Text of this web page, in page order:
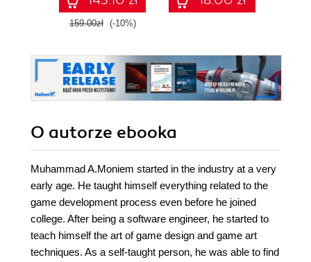
159.00zł (-10%)
O autorze ebooka
Muhammad A.Moniem started in the industry at a very
early age. He taught himself everything related to the
game development process even before he joined
college. After being a software engineer, he started to
teach himself the art of game design and game art
techniques. As a self-taught person, he was able to find